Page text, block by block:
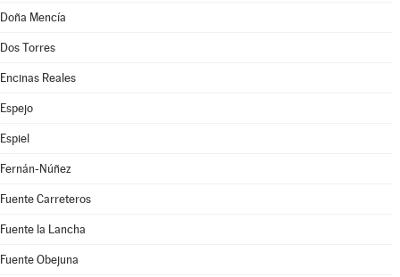
Doña Mencía
Dos Torres
Encinas Reales
Espejo
Espiel
Fernán-Núñez
Fuente Carreteros
Fuente la Lancha
Fuente Obejuna